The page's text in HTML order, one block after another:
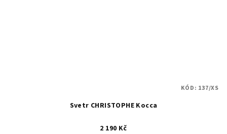
Svetr CHRISTOPHE Kocca
2 190 Kč
KÓD: 137/XS